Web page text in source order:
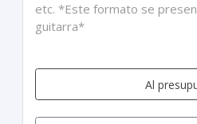
etc. *Este formato se
guitarra*
Al